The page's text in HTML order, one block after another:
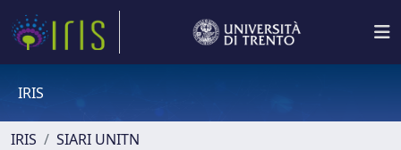
IRIS
IRIS
SIARI UNITN